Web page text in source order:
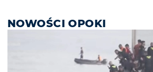
NOWOŚCI OPOKI